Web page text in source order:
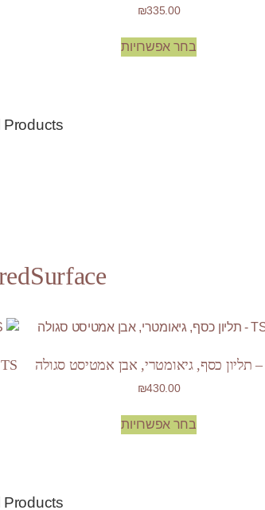
₪335.00
בחר אפשרויות
Products
₪430.00
בחר אפשרויות
TS – עגילי כסף, גיאולוגי, אבן סמוקי קוורץ סגולה
Products